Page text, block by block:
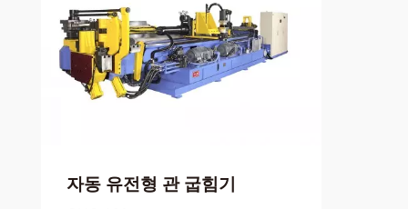
자동 유전형 관 굽힘기